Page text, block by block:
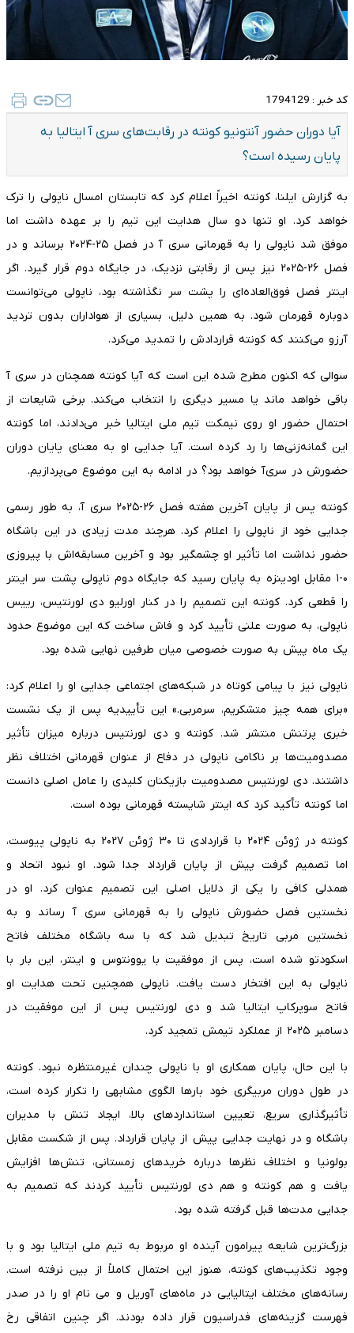
کد خبر : 1794129
آیا دوران حضور آنتونیو کونته در رقابت‌های سری آ ایتالیا به
پایان رسیده است؟
به گزارش ایلنا، کونته اخیراً اعلام کرد که تابستان امسال ناپولی را ترک
خواهد کرد. او تنها دو سال هدایت این تیم را بر عهده داشت اما
موفق شد ناپولی را به قهرمانی سری‌ آ در فصل ۲۵-۲۰۲۴ برساند و در
فصل ۲۶-۲۰۲۵ نیز پس از رقابتی نزدیک، در جایگاه دوم قرار گیرد. اگر
اینتر فصل فوق‌العاده‌ای را پشت سر نگذاشته بود، ناپولی می‌توانست
دوباره قهرمان شود. به همین دلیل، بسیاری از هواداران بدون تردید
آرزو می‌کنند که کونته قراردادش را تمدید می‌کرد.
سوالی که اکنون مطرح شده این است که آیا کونته همچنان در سری‌ آ
باقی خواهد ماند یا مسیر دیگری را انتخاب می‌کند. برخی شایعات از
احتمال حضور او روی نیمکت تیم ملی ایتالیا خبر می‌دادند، اما کونته
این گمانه‌زنی‌ها را رد کرده است. آیا جدایی او به معنای پایان دوران
حضورش در سری‌آ خواهد بود؟ در ادامه به این موضوع می‌پردازیم.
کونته پس از پایان آخرین هفته فصل ۲۶-۲۰۲۵ سری‌ آ، به طور رسمی
جدایی خود از ناپولی را اعلام کرد. هرچند مدت زیادی در این باشگاه
حضور نداشت اما تأثیر او چشمگیر بود و آخرین مسابقه‌اش با پیروزی
۰-۱ مقابل اودینزه به پایان رسید که جایگاه دوم ناپولی پشت سر اینتر
را قطعی کرد. کونته این تصمیم را در کنار اورلیو دی لورنتیس، رییس
ناپولی، به صورت علنی تأیید کرد و فاش ساخت که این موضوع حدود
یک ماه پیش به صورت خصوصی میان طرفین نهایی شده بود.
ناپولی نیز با پیامی کوتاه در شبکه‌های اجتماعی جدایی او را اعلام کرد:
«برای همه چیز متشکریم، سرمربی.» این تأییدیه پس از یک نشست
خبری پرتنش منتشر شد. کونته و دی لورنتیس درباره میزان تأثیر
مصدومیت‌ها بر ناکامی ناپولی در دفاع از عنوان قهرمانی اختلاف نظر
داشتند. دی لورنتیس مصدومیت بازیکنان کلیدی را عامل اصلی دانست
اما کونته تأکید کرد که اینتر شایسته قهرمانی بوده است.
کونته در ژوئن ۲۰۲۴ با قراردادی تا ۳۰ ژوئن ۲۰۲۷ به ناپولی پیوست،
اما تصمیم گرفت پیش از پایان قرارداد جدا شود. او نبود اتحاد و
همدلی کافی را یکی از دلایل اصلی این تصمیم عنوان کرد. او در
نخستین فصل حضورش ناپولی را به قهرمانی سری‌ آ رساند و به
نخستین مربی تاریخ تبدیل شد که با سه باشگاه مختلف فاتح
اسکودتو شده است، پس از موفقیت با یوونتوس و اینتر، این بار با
ناپولی به این افتخار دست یافت. ناپولی همچنین تحت هدایت او
فاتح سوپرکاپ ایتالیا شد و دی لورنتیس پس از این موفقیت در
دسامبر ۲۰۲۵ از عملکرد تیمش تمجید کرد.
با این حال، پایان همکاری او با ناپولی چندان غیرمنتظره نبود. کونته
در طول دوران مربیگری خود بارها الگوی مشابهی را تکرار کرده است،
تأثیرگذاری سریع، تعیین استانداردهای بالا، ایجاد تنش با مدیران
باشگاه و در نهایت جدایی پیش از پایان قرارداد. پس از شکست مقابل
بولونیا و اختلاف نظرها درباره خریدهای زمستانی، تنش‌ها افزایش
یافت و هم کونته و هم دی لورنتیس تأیید کردند که تصمیم به
جدایی مدت‌ها قبل گرفته شده بود.
بزرگ‌ترین شایعه پیرامون آینده او مربوط به تیم ملی ایتالیا بود و با
وجود تکذیب‌های کونته، هنوز این احتمال کاملاً از بین نرفته است.
رسانه‌های مختلف ایتالیایی در ماه‌های آوریل و می نام او را در صدر
فهرست گزینه‌های فدراسیون قرار داده بودند. اگر چنین اتفاقی رخ